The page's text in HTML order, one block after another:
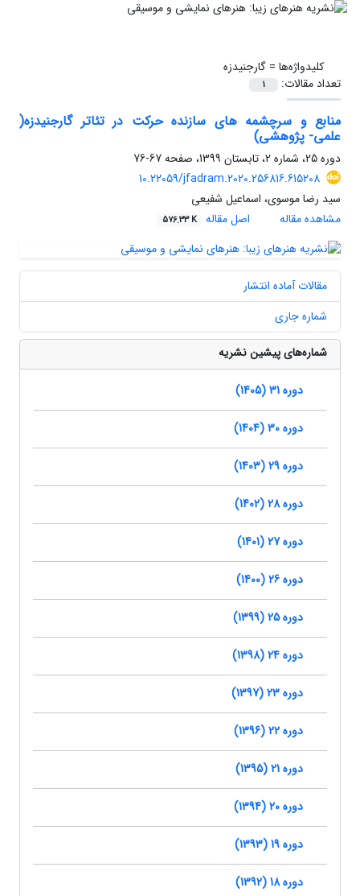
کلیدواژه‌ها =گارجنیدزه
تعداد مقالات:
1
منابع و سرچشمه های سازنده حرکت در تئاتر گارجنیدزه(
علمی- پژوهشی)
دوره 25، شماره 2، تابستان 1399، صفحه
67-76
10.22059/jfadram.2020.256816.615208
سید رضا موسوی، اسماعیل شفیعی
مشاهده مقاله
اصل مقاله 576.33 K
مقالات آماده انتشار
شماره جاری
شماره‌های پیشین نشریه
دوره 31 (1405)
دوره 30 (1404)
دوره 29 (1403)
دوره 28 (1402)
دوره 27 (1401)
دوره 26 (1400)
دوره 25 (1399)
دوره 24 (1398)
دوره 23 (1397)
دوره 22 (1396)
دوره 21 (1395)
دوره 20 (1394)
دوره 19 (1393)
دوره 18 (1392)